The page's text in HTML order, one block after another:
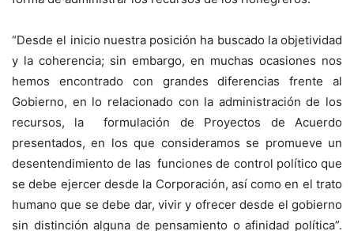
“Desde el inicio nuestra posición ha buscado la objetividad
y la coherencia; sin embargo, en muchas ocasiones nos
hemos encontrado con grandes diferencias frente al
Gobierno, en lo relacionado con la administración de los
recursos, la formulación de Proyectos de Acuerdo
presentados, en los que consideramos se promueve un
desentendimiento de las funciones de control político que
se debe ejercer desde la Corporación, así como en el trato
humano que se debe dar, vivir y ofrecer desde el gobierno
sin distinción alguna de pensamiento o afinidad política”.